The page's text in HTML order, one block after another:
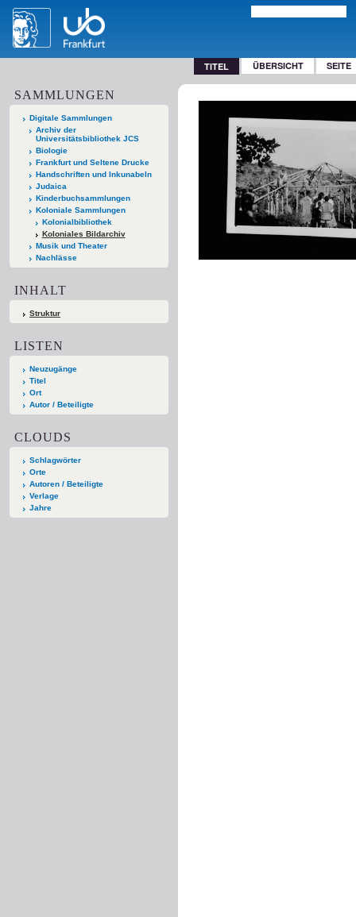
TITEL ÜBERSICHT SEITE
SAMMLUNGEN
Digitale Sammlungen
Archiv der
Universitätsbibliothek JCS
Biologie
Frankfurt und Seltene Drucke
Handschriften und Inkunabeln
Judaica
Kinderbuchsammlungen
Koloniale Sammlungen
Kolonialbibliothek
Koloniales Bildarchiv
Musik und Theater
Nachlässe
INHALT
Struktur
LISTEN
Neuzugänge
Titel
Ort
Autor / Beteiligte
CLOUDS
Schlagwörter
Orte
Autoren / Beteiligte
Verlage
Jahre